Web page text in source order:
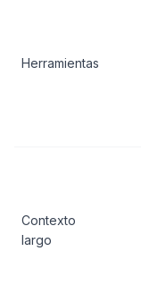
Herramientas
Contexto
largo